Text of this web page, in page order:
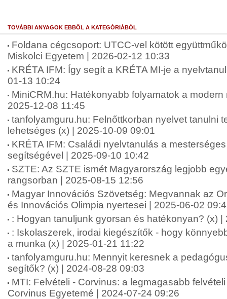
TOVÁBBI ANYAGOK EBBŐL A KATEGÓRIÁBÓL
Foldana cégcsoport: UTCC-vel kötött
Miskolci Egyetem | 2026-02-12 10:33
KRÉTA IFM: Így segít a KRÉTA MI-je a
01-13 10:24
MiniCRM.hu: Hatékonyabb folyamatok a
2025-12-08 11:45
tanfolyamguru.hu: Felnőttkorban nyelvet tanulni
lehetséges (x) | 2025-10-09 09:01
KRÉTA IFM: Családi nyelvtanulás a
segítségével | 2025-09-10 10:42
SZTE: Az SZTE ismét Magyarország legjobb
rangsorban | 2025-08-15 12:56
Magyar Innovációs Szövetség: Megvannak az
és Innovációs Olimpia nyertesei | 2025-06-02
: Hogyan tanuljunk gyorsan és hatékonyan? (x) |
: Iskolaszerek, irodai kiegészítők - hogy
a munka (x) | 2025-01-21 11:22
tanfolyamguru.hu: Mennyit keresnek a
segítők? (x) | 2024-08-28 09:03
MTI: Felvételi - Corvinus: a legmagasabb
Corvinus Egyetemé | 2024-07-24 09:26